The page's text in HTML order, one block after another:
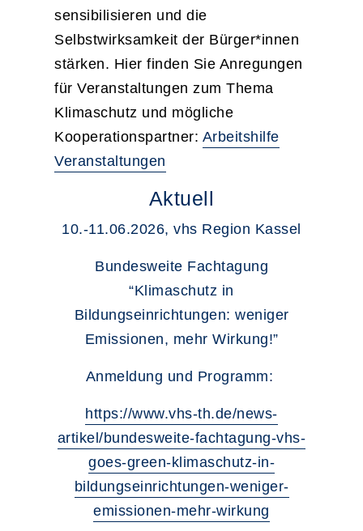
sensibilisieren und die
Selbstwirksamkeit der Bürger*innen
stärken. Hier finden Sie Anregungen
für Veranstaltungen zum Thema
Klimaschutz und mögliche
Kooperationspartner: Arbeitshilfe
Veranstaltungen
Aktuell
10.-11.06.2026, vhs Region Kassel
Bundesweite Fachtagung
“Klimaschutz in
Bildungseinrichtungen: weniger
Emissionen, mehr Wirkung!”
Anmeldung und Programm:
https://www.vhs-th.de/news-
artikel/bundesweite-fachtagung-vhs-
goes-green-klimaschutz-in-
bildungseinrichtungen-weniger-
emissionen-mehr-wirkung